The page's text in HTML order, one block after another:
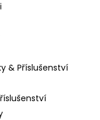
& Příslušenství
94CM, VÝSUV